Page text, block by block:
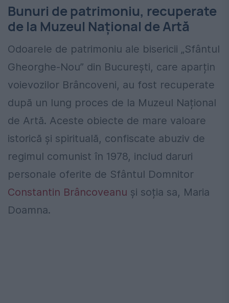
Bunuri de patrimoniu, recuperate
de la Muzeul Național de Artă
Odoarele de patrimoniu ale bisericii „Sfântul
Gheorghe-Nou” din București, care aparțin
voievozilor Brâncoveni, au fost recuperate
după un lung proces de la Muzeul Național
de Artă. Aceste obiecte de mare valoare
istorică și spirituală, confiscate abuziv de
regimul comunist în 1978, includ daruri
personale oferite de Sfântul Domnitor
Constantin Brâncoveanu și soția sa, Maria
Doamna.